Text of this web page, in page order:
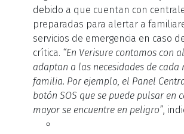
debido a que cuentan con
preparadas para alertar a
servicios de emergencia en caso
crítica. “En Verisure contamos con
adaptan a las necesidades de cada
familia. Por ejemplo, el Panel
botón SOS que se puede pulsar en
mayor se encuentre en peligro” ,